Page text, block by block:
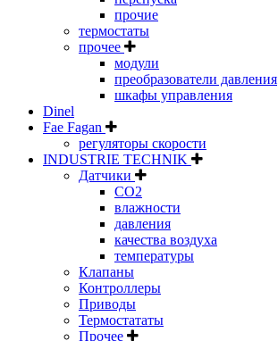
прочие
термостаты
прочее
модули
преобразователи давления
шкафы управления
Dinel
Fae Fagan
регуляторы скорости
INDUSTRIE TECHNIK
Датчики
CO2
влажности
давления
качества воздуха
температуры
Клапаны
Контроллеры
Приводы
Термостататы
Прочее